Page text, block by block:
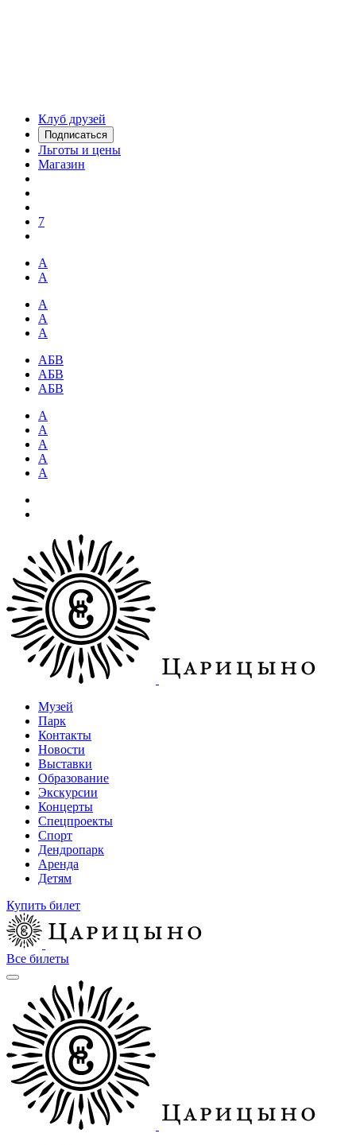
Клуб друзей
Подписаться
Льготы и цены
Магазин
7
А
А
А
А
А
АБВ
АБВ
АБВ
А
А
А
А
А
Музей
Парк
Контакты
Новости
Выставки
Образование
Экскурсии
Концерты
Спецпроекты
Спорт
Дендропарк
Аренда
Детям
Купить билет
Все билеты